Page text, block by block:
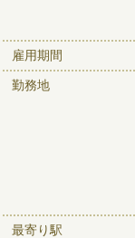
雇用期間
勤務地
最寄り駅